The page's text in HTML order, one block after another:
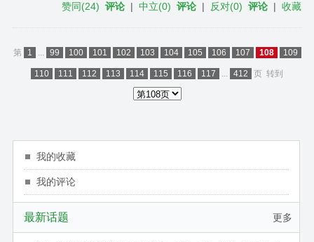
赞同(24) 评论 |中立(0) 评论 | 反对(0) 评论 |收藏
第 1 ... 99 100 101 102 103 104 105 106 107 108 109
110 111 112 113 114 115 116 117 ... 412 页 转到
我的收藏
我的评论
更多
最新话题